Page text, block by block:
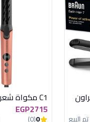
EGP2715
0
(0)